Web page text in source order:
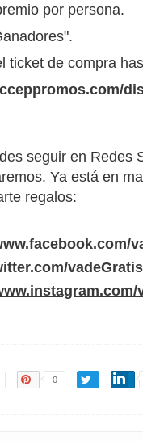
por persona.
ticket de compra
seguir en Redes
Ya está en
regalos:
vadeGratis
0